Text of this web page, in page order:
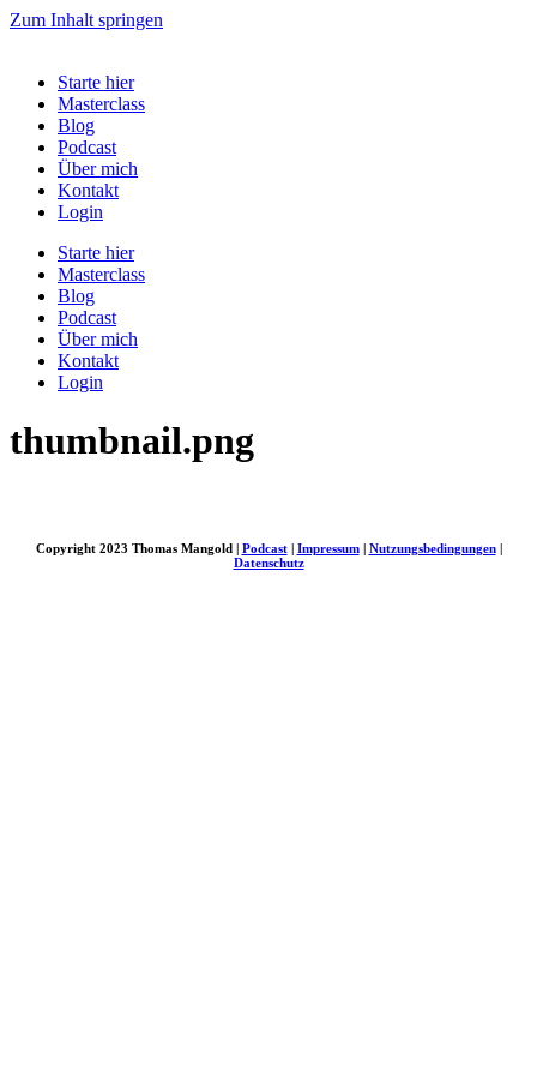
Zum Inhalt springen
Starte hier
Masterclass
Blog
Podcast
Über mich
Kontakt
Login
Starte hier
Masterclass
Blog
Podcast
Über mich
Kontakt
Login
thumbnail.png
Copyright 2023 Thomas Mangold | Podcast| Impressum| Nutzungsbedingungen|
Datenschutz